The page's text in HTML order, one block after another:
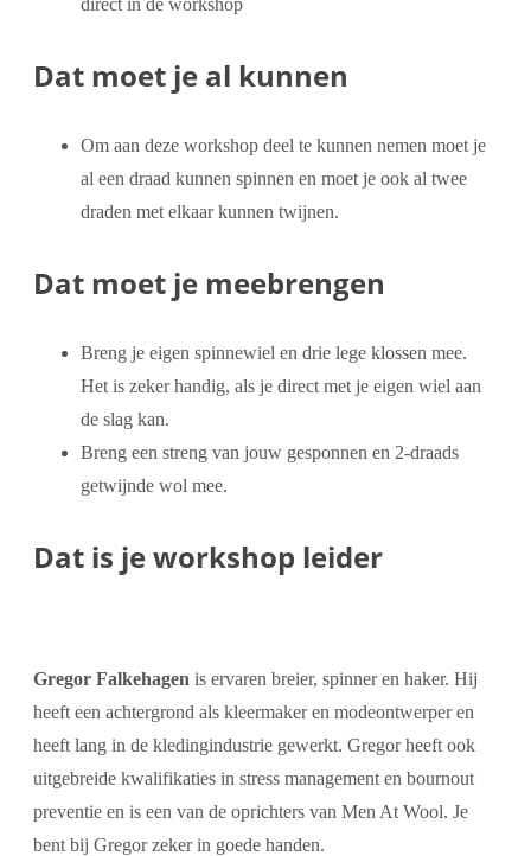
Dat moet je al kunnen
Om aan deze workshop deel te kunnen nemen moet je
al een draad kunnen spinnen en moet je ook al twee
draden met elkaar kunnen twijnen.
Dat moet je meebrengen
Breng je eigen spinnewiel en drie lege klossen mee.
Het is zeker handig, als je direct met je eigen wiel aan
de slag kan.
Breng een streng van jouw gesponnen en 2-draads
getwijnde wol mee.
Dat is je workshop leider
Gregor Falkehagen is ervaren breier, spinner en haker. Hij
heeft een achtergrond als kleermaker en modeontwerper en
heeft lang in de kledingindustrie gewerkt. Gregor heeft ook
uitgebreide kwalifikaties in stress management en bournout
preventie en is een van de oprichters van Men At Wool. Je
bent bij Gregor zeker in goede handen.